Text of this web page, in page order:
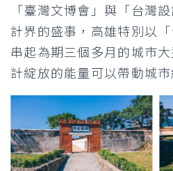
「臺灣文博會」與「台灣
計界的盛事，高雄特別以「
串起為期三個多月的城市
計綻放的能量可以帶動城市